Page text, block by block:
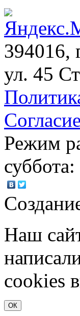
394016,
ул. 45
Режим
Наш
cookies
ОК